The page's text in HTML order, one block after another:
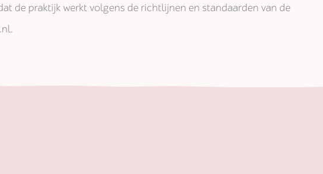
de praktijk werkt volgens de richtlijnen en standaarden van de